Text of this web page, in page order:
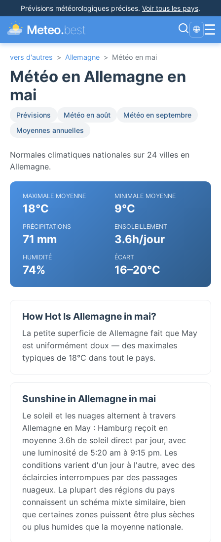
Prévisions météorologiques précises. Voir tous les pays.
Meteo.best 🌐 ☰
vers d'autres > Allemagne > Météo en mai
Météo en Allemagne en
mai
Prévisions Météo en août
Météo en septembre
Moyennes annuelles
Normales climatiques nationales sur 24 villes en
Allemagne.
MAXIMALE MOYENNE
18°C
MINIMALE MOYENNE
9°C
PRÉCIPITATIONS
71 mm
ENSOLEILLEMENT
3.6h/jour
HUMIDITÉ
74%
ÉCART
16–20°C
How Hot Is Allemagne in mai?
La petite superficie de Allemagne fait que May
est uniformément doux — des maximales
typiques de 18°C dans tout le pays.
Sunshine in Allemagne in mai
Le soleil et les nuages alternent à travers
Allemagne en May : Hamburg reçoit en
moyenne 3.6h de soleil direct par jour, avec
une luminosité de 5:20 am à 9:15 pm. Les
conditions varient d'un jour à l'autre, avec des
éclaircies interrompues par des passages
nuageux. La plupart des régions du pays
connaissent un schéma mixte similaire, bien
que certaines zones puissent être plus sèches
ou plus humides que la moyenne nationale.